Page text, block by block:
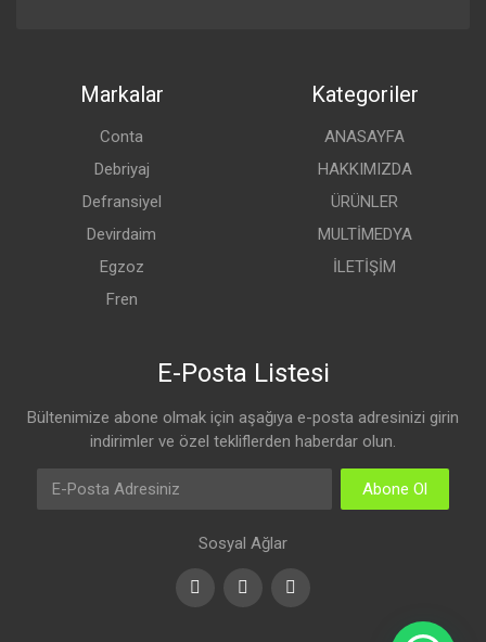
Markalar
Conta
Debriyaj
Defransiyel
Devirdaim
Egzoz
Fren
Kategoriler
ANASAYFA
HAKKIMIZDA
ÜRÜNLER
MULTİMEDYA
İLETİŞİM
E-Posta Listesi
Bültenimize abone olmak için aşağıya e-posta adresinizi girin
indirimler ve özel tekliflerden haberdar olun.
Abone Ol
Sosyal Ağlar
FacebookYoutubeInstagram